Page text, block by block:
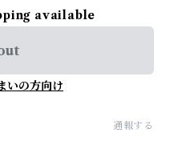
available
いの方向け
通報する